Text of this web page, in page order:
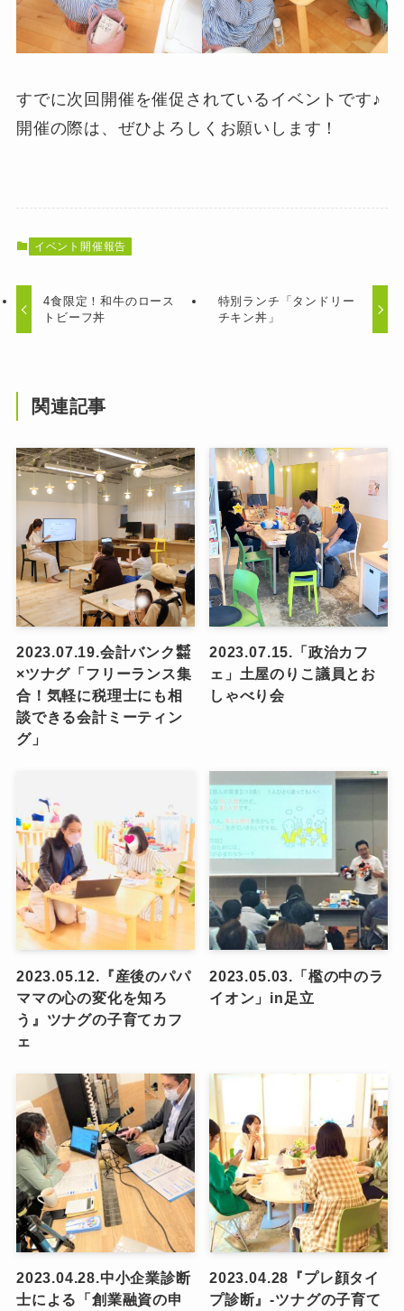
すでに次回開催を催促されているイベントです♪
開催の際は、ぜひよろしくお願いします！
イベント開催報告
4食限定！和牛のロース
トビーフ丼
特別ランチ「タンドリー
チキン丼」
関連記事
2023.07.19.会計バンク㍿
×ツナグ「フリーランス集
合！気軽に税理士にも相
談できる会計ミーティン
グ」
2023.07.15.「政治カフ
ェ」土屋のりこ議員とお
しゃべり会
2023.05.12.『産後のパパ
ママの心の変化を知ろ
う』ツナグの子育てカフ
ェ
2023.05.03.「檻の中のラ
イオン」in足立
2023.04.28.中小企業診断
士による「創業融資の申
2023.04.28『プレ顔タイ
プ診断』-ツナグの子育て